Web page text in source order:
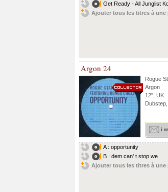
Get Ready - All Junglist
Ajouter tous les titres à une
Argon 24
Rogue
Argon
12'', UK
i
A : opportunity
B : dem can' t stop we
Ajouter tous les titres à une